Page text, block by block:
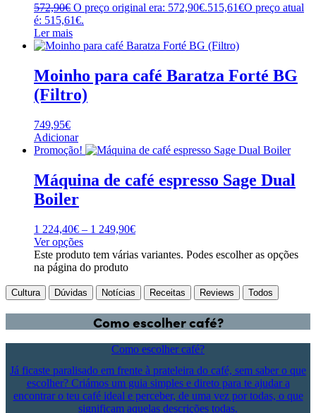
572,90€ O preço original era: 572,90€.515,61€O preço atual
é: 515,61€.
Ler mais
Moinho para café Baratza Forté BG
(Filtro)
749,95€
Adicionar
Promoção!
Máquina de café espresso Sage Dual
Boiler
1 224,40€ – 1 249,90€
Ver opções
Este produto tem várias variantes. Podes escolher as opções
na página do produto
Cultura Dúvidas Notícias Receitas Reviews Todos
Como escolher café?
Como escolher café?
Já ficaste paralisado em frente à prateleira do café, sem saber o que
escolher? Criámos um guia simples e direto para te ajudar a
encontrar o teu café ideal e perceber, de uma vez por todas, o que
significam aquelas descrições todas.